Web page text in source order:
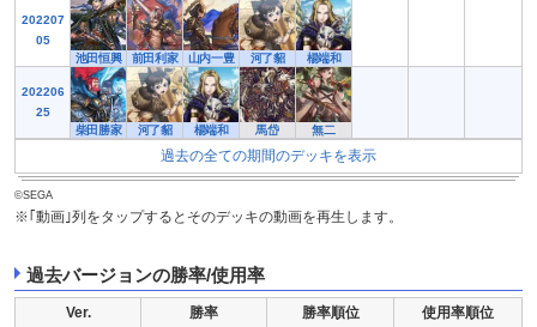
202207
05
池田恒興
前田利家 山内一豊 河了貂 楊端和
202206
25
柴田勝家
河了貂 楊端和 馬岱 無二
過去の全ての期間のデッキを表示
©SEGA
※｢動画｣列をタップするとそのデッキの動画を再生します。
過去バージョンの勝率/使用率
Ver. 勝率 勝率順位
使用率順位